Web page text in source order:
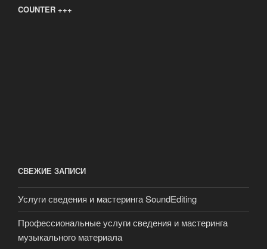
COUNTER +++
СВЕЖИЕ ЗАПИСИ
Услуги сведения и мастеринга SoundEditing
Профессиональные услуги сведения и мастеринга
музыкального материала